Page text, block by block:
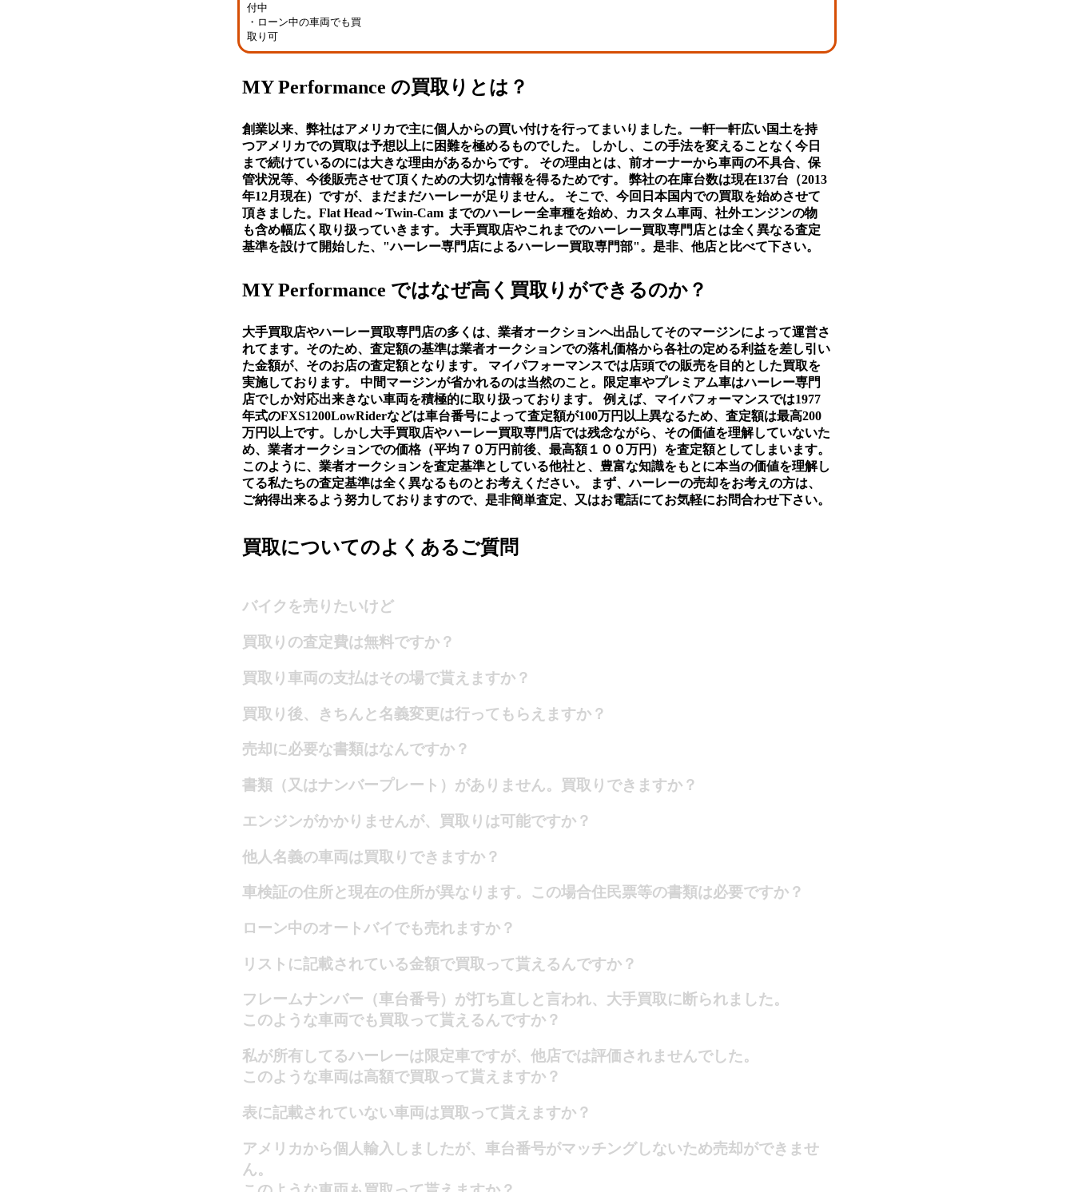
付中
・ローン中の車両でも買
取り可
MY Performance の買取りとは？
創業以来、弊社はアメリカで主に個人からの買い付けを行ってまいりました。一軒一軒広い国土を持
つアメリカでの買取は予想以上に困難を極めるものでした。 しかし、この手法を変えることなく今日
まで続けているのには大きな理由があるからです。 その理由とは、前オーナーから車両の不具合、保
管状況等、今後販売させて頂くための大切な情報を得るためです。 弊社の在庫台数は現在137台（2013
年12月現在）ですが、まだまだハーレーが足りません。 そこで、今回日本国内での買取を始めさせて
頂きました。Flat Head～Twin-Cam までのハーレー全車種を始め、カスタム車両、社外エンジンの物
も含め幅広く取り扱っていきます。 大手買取店やこれまでのハーレー買取専門店とは全く異なる査定
基準を設けて開始した、"ハーレー専門店によるハーレー買取専門部"。是非、他店と比べて下さい。
MY Performance ではなぜ高く買取りができるのか？
大手買取店やハーレー買取専門店の多くは、業者オークションへ出品してそのマージンによって運営さ
れてます。そのため、査定額の基準は業者オークションでの落札価格から各社の定める利益を差し引い
た金額が、そのお店の査定額となります。 マイパフォーマンスでは店頭での販売を目的とした買取を
実施しております。 中間マージンが省かれるのは当然のこと。限定車やプレミアム車はハーレー専門
店でしか対応出来きない車両を積極的に取り扱っております。 例えば、マイパフォーマンスでは1977
年式のFXS1200LowRiderなどは車台番号によって査定額が100万円以上異なるため、査定額は最高200
万円以上です。しかし大手買取店やハーレー買取専門店では残念ながら、その価値を理解していないた
め、業者オークションでの価格（平均７０万円前後、最高額１００万円）を査定額としてしまいます。
このように、業者オークションを査定基準としている他社と、豊富な知識をもとに本当の価値を理解し
てる私たちの査定基準は全く異なるものとお考えください。 まず、ハーレーの売却をお考えの方は、
ご納得出来るよう努力しておりますので、是非簡単査定、又はお電話にてお気軽にお問合わせ下さい。
買取についてのよくあるご質問
バイクを売りたいけど
買取りの査定費は無料ですか？
買取り車両の支払はその場で貰えますか？
買取り後、きちんと名義変更は行ってもらえますか？
売却に必要な書類はなんですか？
書類（又はナンバープレート）がありません。買取りできますか？
エンジンがかかりませんが、買取りは可能ですか？
他人名義の車両は買取りできますか？
車検証の住所と現在の住所が異なります。この場合住民票等の書類は必要ですか？
ローン中のオートバイでも売れますか？
リストに記載されている金額で買取って貰えるんですか？
フレームナンバー（車台番号）が打ち直しと言われ、大手買取に断られました。
このような車両でも買取って貰えるんですか？
私が所有してるハーレーは限定車ですが、他店では評価されませんでした。
このような車両は高額で買取って貰えますか？
表に記載されていない車両は買取って貰えますか？
アメリカから個人輸入しましたが、車台番号がマッチングしないため売却ができませ
ん。